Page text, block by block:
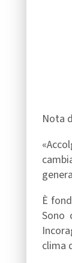
Nota
È
Sono
clima